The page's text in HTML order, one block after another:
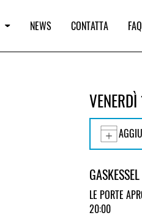
NEWS CONTATTA FAQ
LE PORTE
20:00